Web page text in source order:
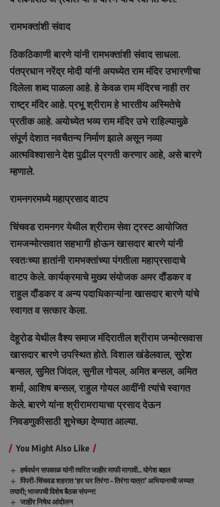
रामभक्तांशी संवाद
ठिकठिकाणी बारणे यांनी रामभक्तांशी संवाद साधला.
पंतप्रधान नरेंद्र मोदी यांनी अयध्येत राम मंदिर उभारणीचा
दिलेला शब्द पाळला आहे. हे केवळ राम मंदिरच नाही तर
राष्ट्र मंदिर आहे. प्रभू श्रीराम हे भारतीय अस्मितेचे
प्रतीक आहे. अयोध्येत भव्य राम मंदिर उभे राहिल्यामुळे
संपूर्ण देशात नवचैतन्य निर्माण झाले असून नव्या
आत्मविश्वासाने देश पुढील प्रगती करणार आहे, असे बारणे
म्हणाले.
रामनगरमध्ये महाप्रसाद वाटप
चिंचवड रामनगर येथील श्रीराम सेवा ट्रस्ट आयोजित
रामजन्मोत्सवात सहभागी होऊन खासदार बारणे यांनी
स्वतःच्या हातांनी रामभक्तांच्या पंगतीला महाप्रसादाचे
वाटप केले. कार्यक्रमाचे मुख्य संयोजक अमर दौंडकर व
राहुल दौंडकर व अन्य पदाधिकाऱ्यांना खासदार बारणे यांचे
स्वागत व सत्कार केला.
देहूरोड येथील वैश्य समाज मंदिरातील श्रीराम जन्मोत्सवास
खासदार बारणे उपस्थित होते. विशाल खंडेलवाल, सुरेश
बन्सल, सुमित जिंदल, सुनील गोयल, अमित बन्सल, अमित
शर्मा, आशिष बन्सल, राहुल गोयल आदींनी त्यांचे स्वागत
केले. बारणे यांना श्रीरामरायाचा प्रसाद देऊन
निवडणुकीसाठी शुभेच्छा देण्यात आल्या.
You Might Also Like
हर्षवर्धन सपकाळ यांनी त्वरित जाहीर माफी मागावी.. योगेश बहल
पिंपरी-चिंचवड शहरात ‘हर घर तिरंगा – तिरंगा यात्रा’ अभियानाची जय्यत
तयारी; भाजपची विशेष बैठक संपन्न!
जाहीर निषेध आंदोलन